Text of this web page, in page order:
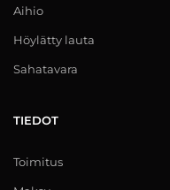
Aihio
Höylätty lauta
Sahatavara
TIEDOT
Toimitus